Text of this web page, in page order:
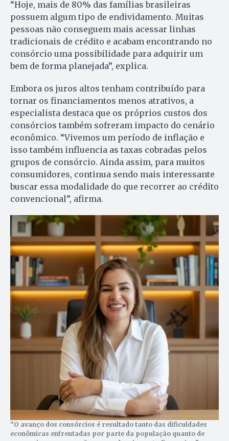
“Hoje, mais de 80% das famílias brasileiras
possuem algum tipo de endividamento. Muitas
pessoas não conseguem mais acessar linhas
tradicionais de crédito e acabam encontrando no
consórcio uma possibilidade para adquirir um
bem de forma planejada”, explica.
Embora os juros altos tenham contribuído para
tornar os financiamentos menos atrativos, a
especialista destaca que os próprios custos dos
consórcios também sofreram impacto do cenário
econômico. “Vivemos um período de inflação e
isso também influencia as taxas cobradas pelos
grupos de consórcio. Ainda assim, para muitos
consumidores, continua sendo mais interessante
buscar essa modalidade do que recorrer ao crédito
convencional”, afirma.
“O avanço dos consórcios é resultado tanto das dificuldades
econômicas enfrentadas por parte da população quanto de